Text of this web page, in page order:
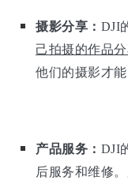
摄影分享： DJI
己拍摄的作品分
他们的摄影才能
产品服务： DJI
后服务和维修